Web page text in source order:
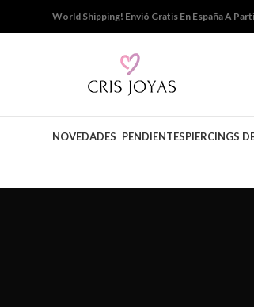
World Shipping! Envió Gratis En España A
NOVEDADES PENDIENTESPIERCINGS